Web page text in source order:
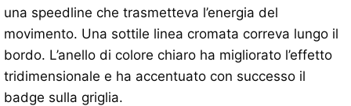
una speedline che trasmetteva l’energia del
movimento. Una sottile linea cromata correva lungo il
bordo. L’anello di colore chiaro ha migliorato l’effetto
tridimensionale e ha accentuato con successo il
badge sulla griglia.